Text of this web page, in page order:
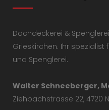
Dachdeckerei &
Grieskirchen. Ihr spezialist
und Spenglerei.
Walter Schneeberger,
Ziehbachstrasse 22, 4720